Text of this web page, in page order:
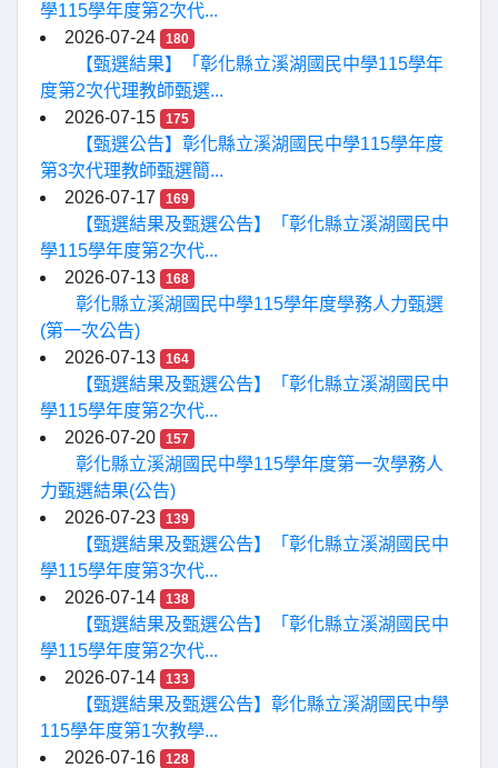
學115學年度第2次代...
2026-07-24
180
【甄選結果】「彰化縣立溪湖國民中學115學年
度第2次代理教師甄選...
2026-07-15
175
【甄選公告】彰化縣立溪湖國民中學115學年度
第3次代理教師甄選簡...
2026-07-17
169
【甄選結果及甄選公告】「彰化縣立溪湖國民中
學115學年度第2次代...
2026-07-13
168
彰化縣立溪湖國民中學115學年度學務人力甄選
(第一次公告)
2026-07-13
164
【甄選結果及甄選公告】「彰化縣立溪湖國民中
學115學年度第2次代...
2026-07-20
157
彰化縣立溪湖國民中學115學年度第一次學務人
力甄選結果(公告)
2026-07-23
139
【甄選結果及甄選公告】「彰化縣立溪湖國民中
學115學年度第3次代...
2026-07-14
138
【甄選結果及甄選公告】「彰化縣立溪湖國民中
學115學年度第2次代...
2026-07-14
133
【甄選結果及甄選公告】彰化縣立溪湖國民中學
115學年度第1次教學...
2026-07-16
128